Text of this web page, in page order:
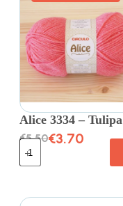
Alice 3334 – Tulipa
€5.50€3.70